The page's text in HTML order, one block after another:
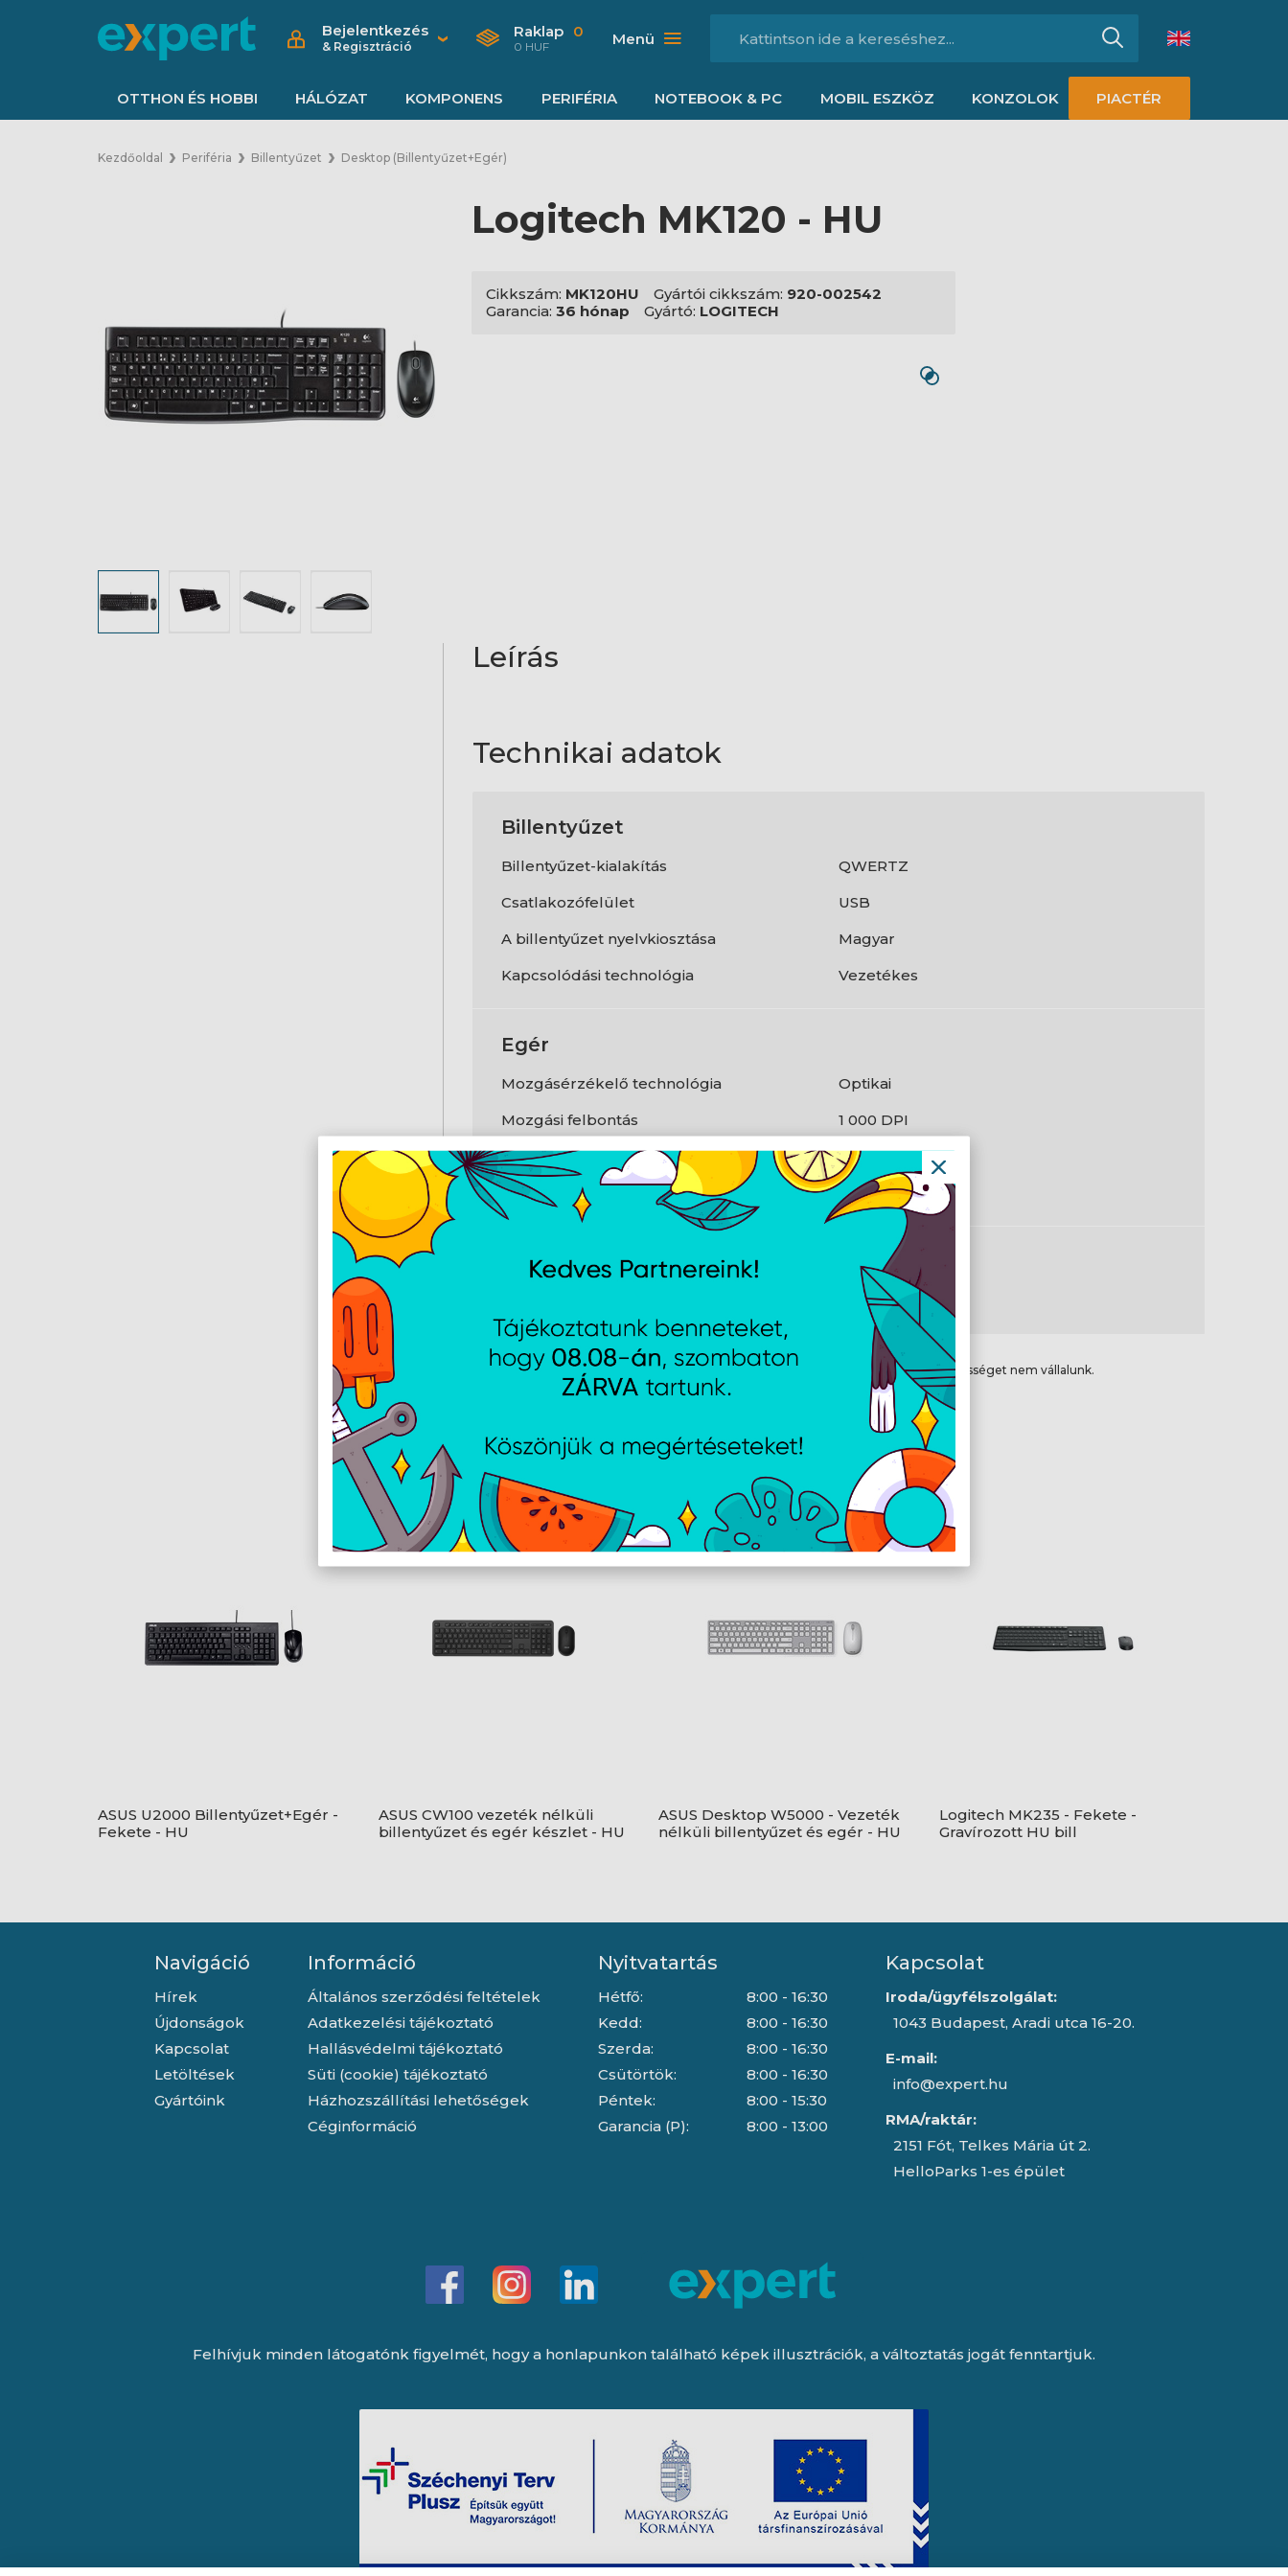
Bejelentkezés
& Regisztráció
Raklap 0
0 HUF Menü
OTTHON ÉS HOBBI HÁLÓZAT KOMPONENS PERIFÉRIA NOTEBOOK & PC MOBIL ESZKÖZ KONZOLOK PIACTÉR
Kezdőoldal Periféria Billentyűzet Desktop (Billentyűzet+Egér)
Logitech MK120 - HU
Cikkszám: MK120HU Gyártói cikkszám: 920-002542
Garancia: 36 hónap Gyártó: LOGITECH
Leírás
Technikai adatok
Billentyűzet
Billentyűzet-kialakítás
QWERTZ
Csatlakozófelület
USB
A billentyűzet nyelvkiosztása
Magyar
Kapcsolódási technológia
Vezetékes
Egér
Mozgásérzékelő technológia
Optikai
Mozgási felbontás
1 000 DPI
Egér mellékelve
Igen
Görgő
Igen
Jellemzők
Fekete
A weboldalon esetlegesen előforduló elektronikus feltöltési, technikai hibákért felelősséget nem vállalunk.
AJÁNLATUNKBÓL
ASUS U2000 Billentyűzet+Egér -
Fekete - HU
ASUS CW100 vezeték nélküli
billentyűzet és egér készlet - HU
ASUS Desktop W5000 - Vezeték
nélküli billentyűzet és egér - HU
Logitech MK235 - Fekete -
Gravírozott HU bill
Navigáció
Hírek
Újdonságok
Kapcsolat
Letöltések
Gyártóink
Információ
Általános szerződési feltételek
Adatkezelési tájékoztató
Hallásvédelmi tájékoztató
Süti (cookie) tájékoztató
Házhozszállítási lehetőségek
Céginformáció
Nyitvatartás
Hétfő:
Kedd:
Szerda:
Csütörtök:
Péntek:
Garancia (P):
8:00 - 16:30
8:00 - 16:30
8:00 - 16:30
8:00 - 16:30
8:00 - 15:30
8:00 - 13:00
Kapcsolat
Iroda/ügyfélszolgálat:
1043 Budapest, Aradi utca 16-20.
E-mail:
info@expert.hu
RMA/raktár:
2151 Fót, Telkes Mária út 2.
HelloParks 1-es épület
Felhívjuk minden látogatónk figyelmét, hogy a honlapunkon található képek illusztrációk, a változtatás jogát fenntartjuk.